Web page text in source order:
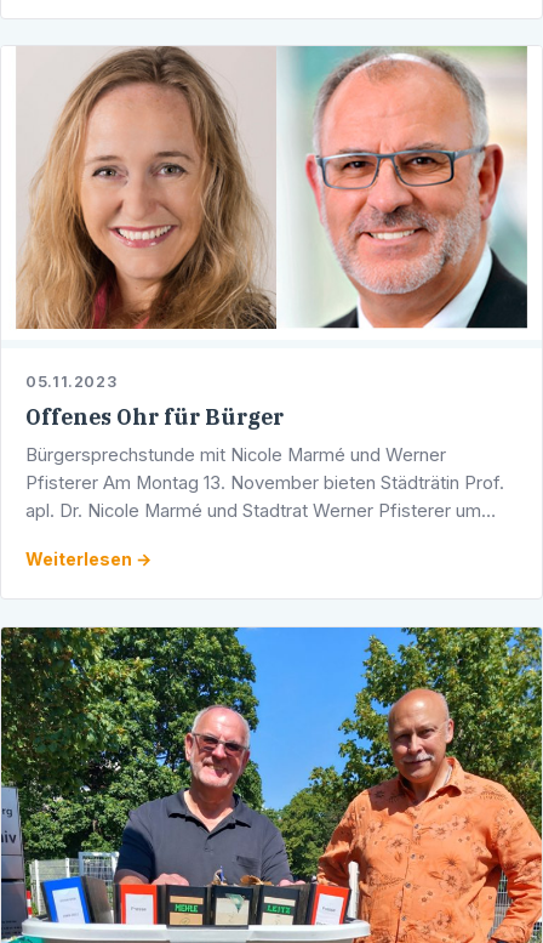
05.11.2023
Offenes Ohr für Bürger
Bürgersprechstunde mit Nicole Marmé und Werner
Pfisterer Am Montag 13. November bieten Städträtin Prof.
apl. Dr. Nicole Marmé und Stadtrat Werner Pfisterer um
…
Weiterlesen →